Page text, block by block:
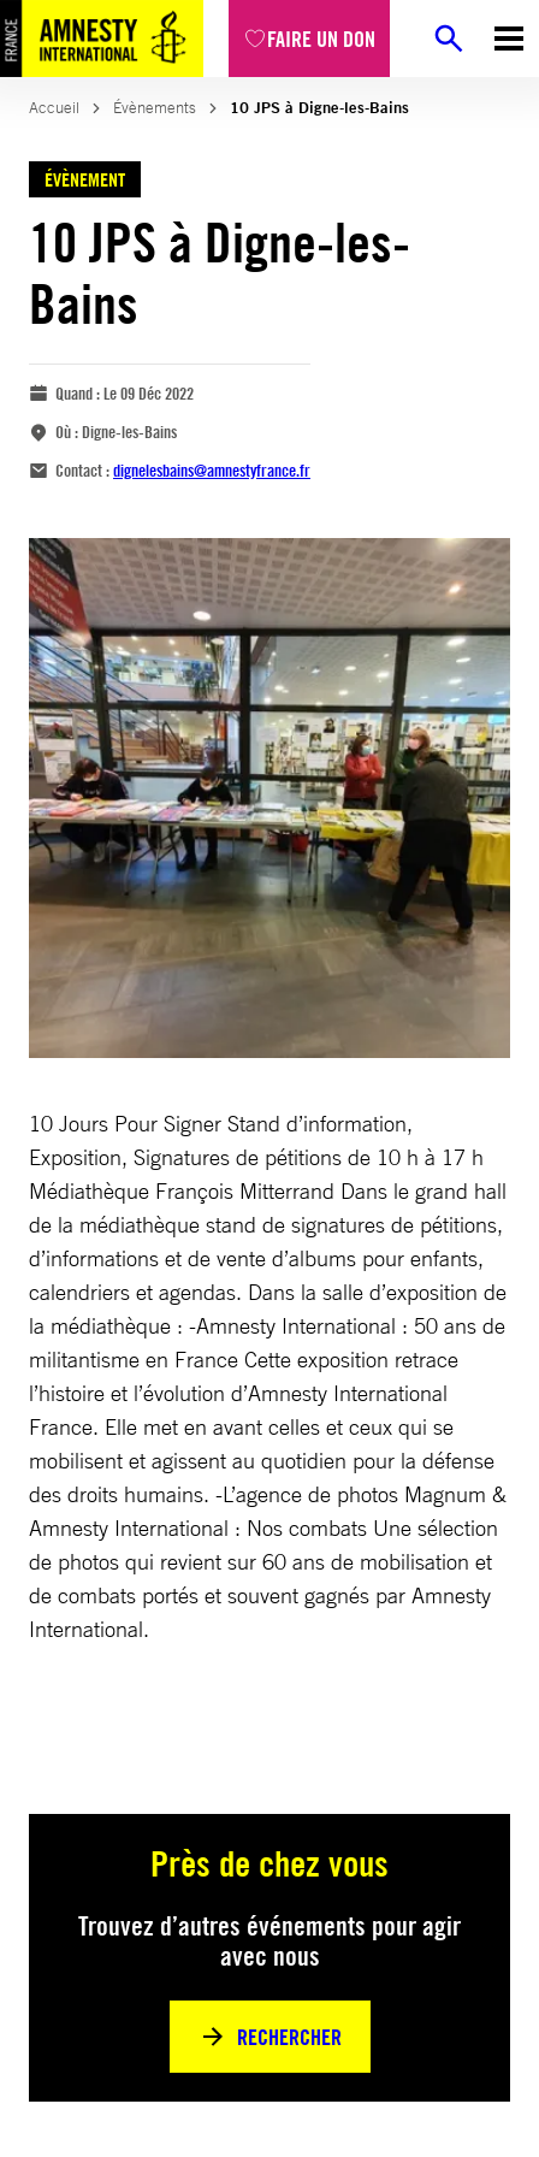
FAIRE UN DON
Accueil Évènements 10 JPS à Digne-les-Bains
ÉVÈNEMENT
10 JPS à Digne-les-
Bains
Quand :Le 09 Déc 2022
Où :Digne-les-Bains
Contact :dignelesbains@amnestyfrance.fr
10 Jours Pour Signer Stand d’information,
Exposition, Signatures de pétitions de 10 h à 17 h
Médiathèque François Mitterrand Dans le grand hall
de la médiathèque stand de signatures de pétitions,
d’informations et de vente d’albums pour enfants,
calendriers et agendas. Dans la salle d’exposition de
la médiathèque : -Amnesty International : 50 ans de
militantisme en France Cette exposition retrace
l’histoire et l’évolution d’Amnesty International
France. Elle met en avant celles et ceux qui se
mobilisent et agissent au quotidien pour la défense
des droits humains. -L’agence de photos Magnum &
Amnesty International : Nos combats Une sélection
de photos qui revient sur 60 ans de mobilisation et
de combats portés et souvent gagnés par Amnesty
International.
Près de chez vous
Trouvez d’autres événements pour agir
avec nous
RECHERCHER